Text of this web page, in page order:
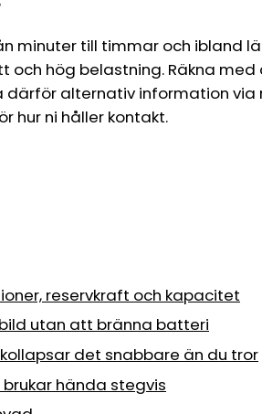
minuter till timmar och ibland
hög belastning. Räkna
alternativ information via
hur ni håller kontakt.
reservkraft och kapacitet
utan att bränna batteri
det snabbare än du tror
hända stegvis